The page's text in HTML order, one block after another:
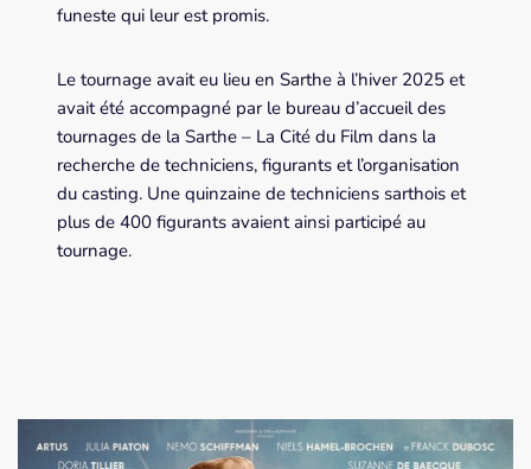
funeste qui leur est promis.
Le tournage avait eu lieu en Sarthe à l’hiver 2025 et
avait été accompagné par le bureau d’accueil des
tournages de la Sarthe – La Cité du Film dans la
recherche de techniciens, figurants et l’organisation
du casting. Une quinzaine de techniciens sarthois et
plus de 400 figurants avaient ainsi participé au
tournage.